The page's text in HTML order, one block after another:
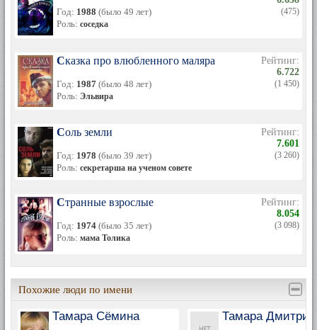
Год: 1988 (было 49 лет)
Роль: соседка
(475)
Сказка про влюбленного маляра
Год: 1987 (было 48 лет)
Роль: Эльвира
Рейтинг:
6.722
(1 450)
Соль земли
Год: 1978 (было 39 лет)
Роль: секретарша на ученом совете
Рейтинг:
7.601
(3 260)
Странные взрослые
Год: 1974 (было 35 лет)
Роль: мама Толика
Рейтинг:
8.054
(3 098)
Похожие люди по имени
Тамара Сёмина Тамара